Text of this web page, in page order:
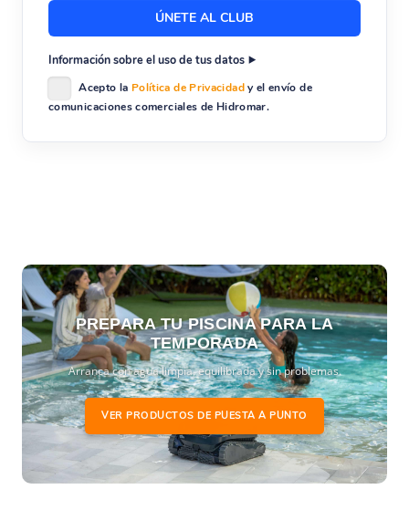
Información sobre el uso de tus datos
Acepto la Política de Privacidady el envío de
comunicaciones comerciales de Hidromar.
PREPARA TU PISCINA PARA LA
TEMPORADA
Arranca con agua limpia, equilibrada y sin problemas.
VER PRODUCTOS DE PUESTA A PUNTO